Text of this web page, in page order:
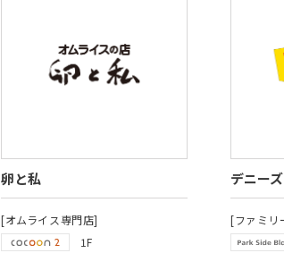
卵と私
[オムライス専門店]
1F
デニーズ
[ファミリ